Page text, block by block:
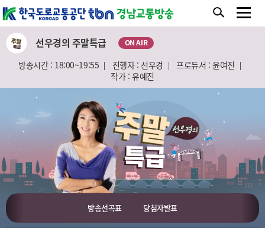
선우경의 주말특급 ON AIR
방송시간 : 18:00~19:55 진행자 : 선우경
프로듀서 : 윤여진
작가 : 유예진
방송선곡표 당첨자발표